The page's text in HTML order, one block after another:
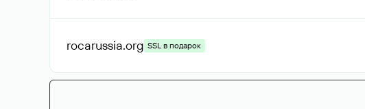
rocarussia.org SSL в подарок